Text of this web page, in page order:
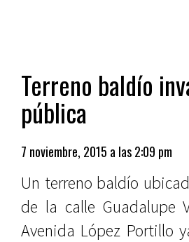
Terreno baldío
pública
7 noviembre, 2015 a las 2:09 pm
Un terreno baldío
de la calle Guadalupe
Avenida López Portillo